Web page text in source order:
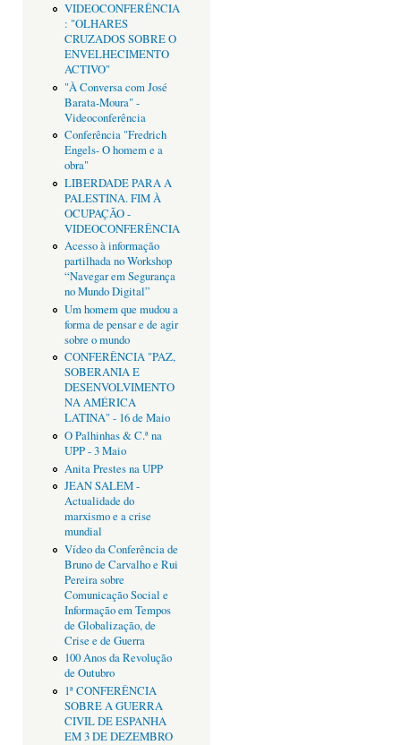
VIDEOCONFERÊNCIA
: "OLHARES
CRUZADOS SOBRE O
ENVELHECIMENTO
ACTIVO"
"À Conversa com José
Barata-Moura" -
Videoconferência
Conferência "Fredrich
Engels- O homem e a
obra"
LIBERDADE PARA A
PALESTINA. FIM À
OCUPAÇÃO -
VIDEOCONFERÊNCIA
Acesso à informação
partilhada no Workshop
“Navegar em Segurança
no Mundo Digital”
Um homem que mudou a
forma de pensar e de agir
sobre o mundo
CONFERÊNCIA "PAZ,
SOBERANIA E
DESENVOLVIMENTO
NA AMÉRICA
LATINA" - 16 de Maio
O Palhinhas & C.ª na
UPP - 3 Maio
Anita Prestes na UPP
JEAN SALEM -
Actualidade do
marxismo e a crise
mundial
Vídeo da Conferência de
Bruno de Carvalho e Rui
Pereira sobre
Comunicação Social e
Informação em Tempos
de Globalização, de
Crise e de Guerra
100 Anos da Revolução
de Outubro
1ª CONFERÊNCIA
SOBRE A GUERRA
CIVIL DE ESPANHA
EM 3 DE DEZEMBRO